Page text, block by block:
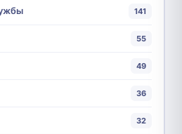
141
55
49
36
32